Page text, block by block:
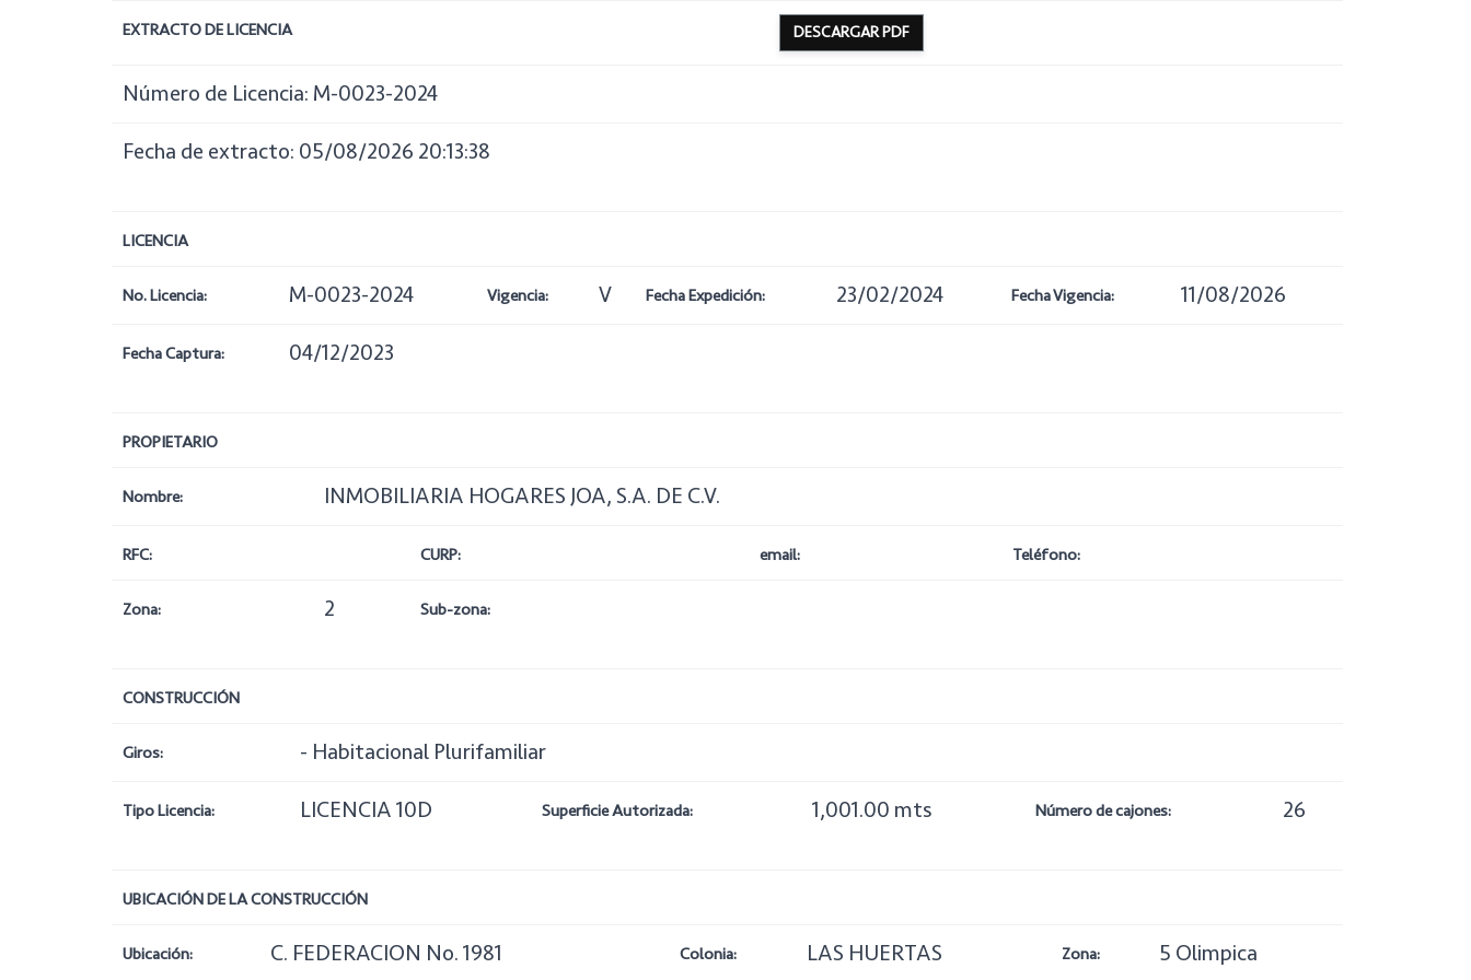
EXTRACTO DE LICENCIA DESCARGAR PDF
Número de Licencia: M-0023-2024
Fecha de extracto: 05/08/2026 20:13:38
LICENCIA
No. Licencia: M-0023-2024 Vigencia: V Fecha Expedición: 23/02/2024 Fecha Vigencia: 11/08/2026
Fecha Captura: 04/12/2023
PROPIETARIO
Nombre: INMOBILIARIA HOGARES JOA, S.A. DE C.V.
RFC: CURP: email: Teléfono:
Zona: 2 Sub-zona:
CONSTRUCCIÓN
Giros: - Habitacional Plurifamiliar
Tipo Licencia: LICENCIA 10D Superficie Autorizada: 1,001.00 mts Número de cajones: 26
UBICACIÓN DE LA CONSTRUCCIÓN
Ubicación: C. FEDERACION No. 1981 Colonia: LAS HUERTAS Zona: 5 Olimpica